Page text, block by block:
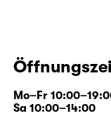
Mo–Fr
Sa 10:00–14:00